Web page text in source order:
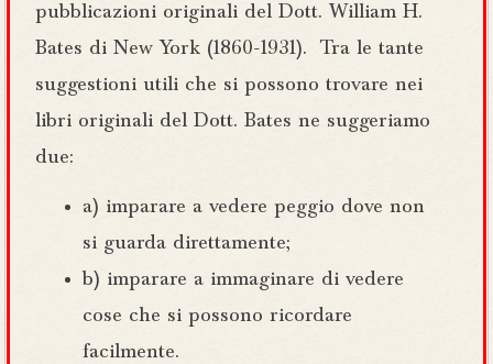
pubblicazioni originali del Dott. William H.
Bates di New York (1860-1931). Tra le tante
suggestioni utili che si possono trovare nei
libri originali del Dott. Bates ne suggeriamo
due:
a) imparare a vedere peggio dove non
si guarda direttamente;
b) imparare a immaginare di vedere
cose che si possono ricordare
facilmente.